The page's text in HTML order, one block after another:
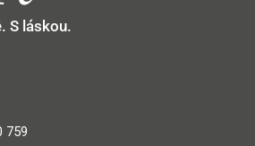
S láskou.
759